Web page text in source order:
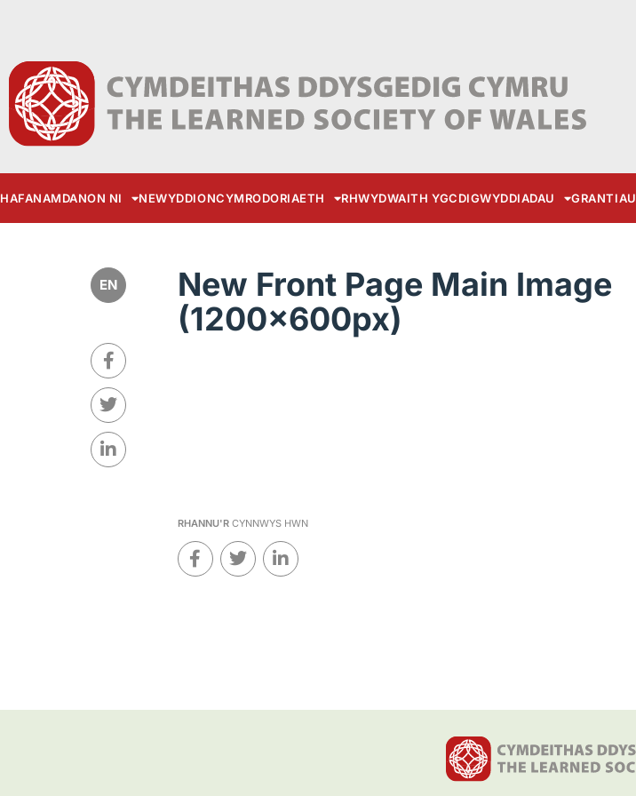
HAFANAMDANON NI NEWYDDIONCYMRODORIAETH RHWYDWAITH YGCDIGWYDDIADAU GRANTIAU
EN
New Front Page Main Image
(1200x600px)
RHANNU'RCYNNWYS HWN